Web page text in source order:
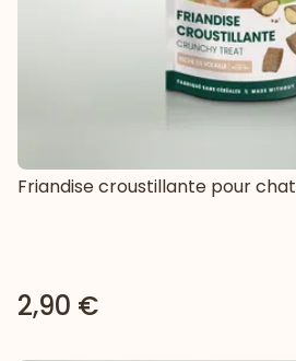
Friandise croustillante pour chat
2,90 €